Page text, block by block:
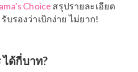
Choice สรุปรายละเอียด
รองว่าเบิกง่าย ไม่ยาก!
ด้กี่บาท?